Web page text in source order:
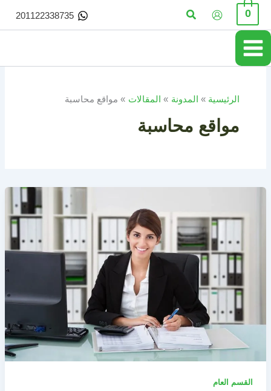
تخطي
المحتوى
0 البحث 201122338735
الرئيسية المدونة المقالات مواقع محاسبة
مواقع محاسبة
القسم العام